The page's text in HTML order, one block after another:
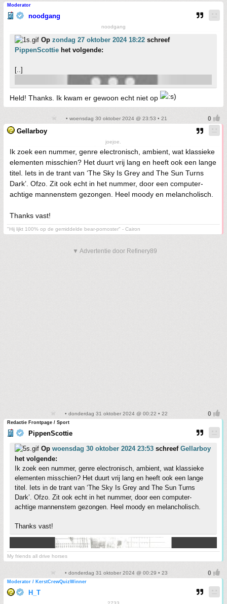
Moderator
noodgang
noodgang
Op zondag 27 oktober 2024 18:22 schreef
PippenScottie het volgende:
[..]
Held! Thanks. Ik kwam er gewoon echt niet op
• woensdag 30 oktober 2024 @ 23:53 • 21
Gellarboy
joejoe.
Ik zoek een nummer, genre electronisch, ambient, wat klassieke
elementen misschien? Het duurt vrij lang en heeft ook een lange
titel. Iets in de trant van ‘The Sky Is Grey and The Sun Turns
Dark’. Ofzo. Zit ook echt in het nummer, door een computer-
achtige mannenstem gezongen. Heel moody en melancholisch.
Thanks vast!
"Hij lijkt 100% op de gemiddelde bear-pornoster" - Cairon
▼ Advertentie door Refinery89
• donderdag 31 oktober 2024 @ 00:22 • 22
Redactie Frontpage / Sport
PippenScottie
Op woensdag 30 oktober 2024 23:53 schreef Gellarboy
het volgende:
Ik zoek een nummer, genre electronisch, ambient, wat klassieke
elementen misschien? Het duurt vrij lang en heeft ook een lange
titel. Iets in de trant van ‘The Sky Is Grey and The Sun Turns
Dark’. Ofzo. Zit ook echt in het nummer, door een computer-
achtige mannenstem gezongen. Heel moody en melancholisch.
Thanks vast!
My friends all drive horses
• donderdag 31 oktober 2024 @ 00:29 • 23
Moderator / KerstCrewQuizWinner
H_T